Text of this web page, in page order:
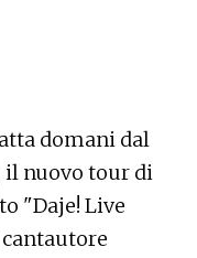
domani dal
il nuovo tour di
"Daje! Live